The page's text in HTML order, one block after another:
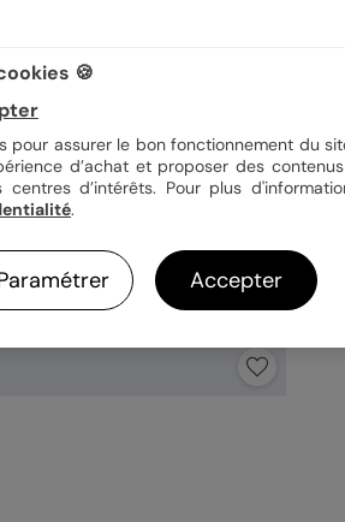
🍪
pour assurer le bon fonctionnement du
d’achat et proposer des
centres d’intérêts. Pour plus
.
Accepter